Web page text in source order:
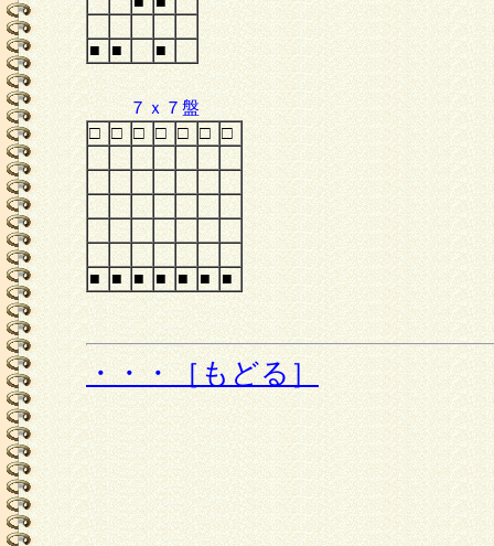
■ ■ ■
７ｘ７盤
□ □ □ □ □ □ □
■ ■ ■ ■ ■ ■ ■
・・・［もどる］